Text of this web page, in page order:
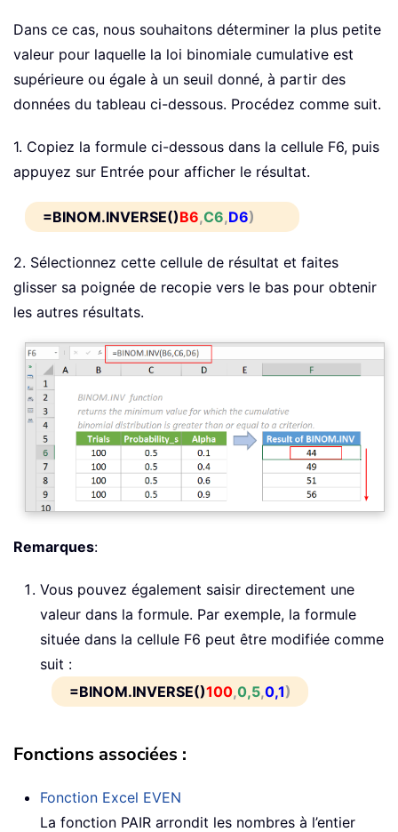
Dans ce cas, nous souhaitons déterminer la plus petite
valeur pour laquelle la loi binomiale cumulative est
supérieure ou égale à un seuil donné, à partir des
données du tableau ci-dessous. Procédez comme suit.
1. Copiez la formule ci-dessous dans la cellule F6, puis
appuyez sur Entrée pour afficher le résultat.
=BINOM.INVERSE()B6,C6,D6)
2. Sélectionnez cette cellule de résultat et faites
glisser sa poignée de recopie vers le bas pour obtenir
les autres résultats.
Remarques:
Vous pouvez également saisir directement une
valeur dans la formule. Par exemple, la formule
située dans la cellule F6 peut être modifiée comme
suit :
=BINOM.INVERSE()100,0,5,0,1)
Fonctions associées :
Fonction Excel EVEN
La fonction PAIR arrondit les nombres à l’entier